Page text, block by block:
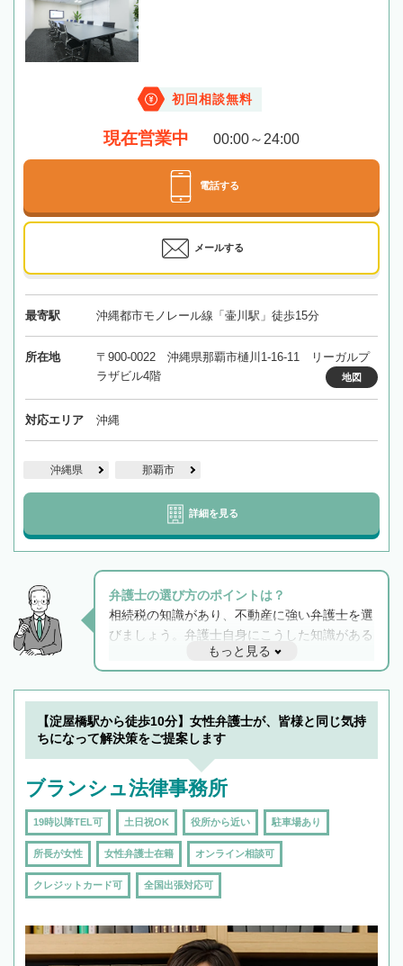
初回相談無料
現在営業中 00:00～24:00
電話する
メールする
最寄駅 沖縄都市モノレール線「壷川駅」徒歩15分
所在地
〒900-0022 沖縄県那覇市樋川1-16-11 リーガルプ
ラザビル4階
地図
対応エリア 沖縄
沖縄県 那覇市
詳細を見る
弁護士の選び方のポイントは？
相続税の知識があり、不動産に強い弁護士を選
びましょう。弁護士自身にこうした知識がある
と他士業との連携もスムーズに進み、トラブル
解決のみならず相続をトータルで任せることが
できます。また、相続は感情がからむ分野なの
でフィーリングも重要です。実際に電話や面談
で複数の弁護士と会話をしてウマが合う方に依
もっと見る
【淀屋橋駅から徒歩10分】女性弁護士が、皆様と同じ気持
ちになって解決策をご提案します
ブランシュ法律事務所
19時以降TEL可 土日祝OK 役所から近い 駐車場あり
所長が女性 女性弁護士在籍 オンライン相談可
クレジットカード可 全国出張対応可